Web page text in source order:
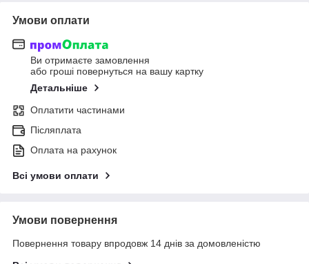
Умови оплати
Ви отримаєте замовлення
або гроші повернуться на вашу картку
Детальніше
Оплатити частинами
Післяплата
Оплата на рахунок
Всі умови оплати
Умови повернення
Повернення товару впродовж 14 днів за домовленістю